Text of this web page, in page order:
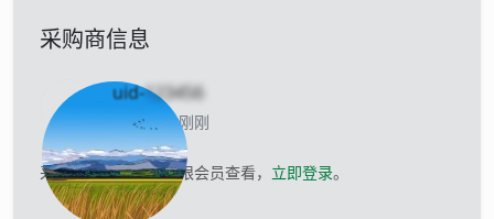
采购商信息
uid-123456
当前离线 刚刚
采购商的联系方式仅限会员查看， 立即登录。